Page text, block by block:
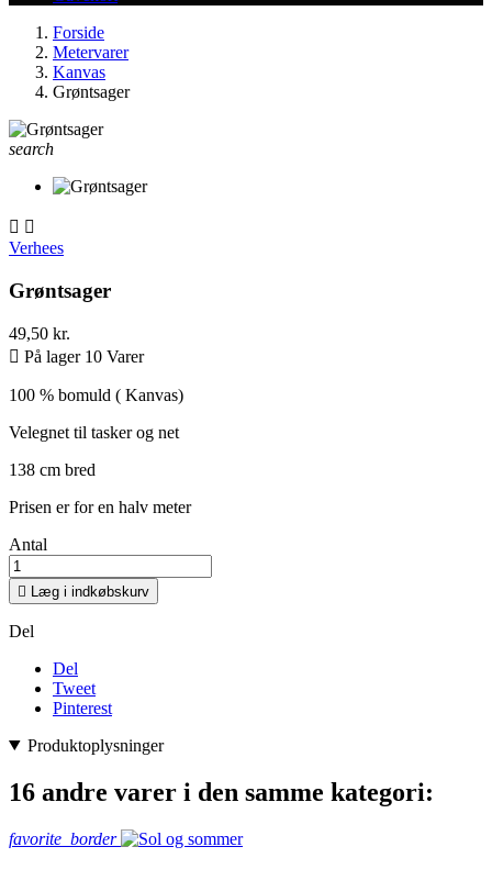
Forside
Metervarer
Kanvas
Grøntsager
search
 
Verhees
Grøntsager
49,50 kr.
 På lager 10 Varer
100 % bomuld ( Kanvas)
Velegnet til tasker og net
138 cm bred
Prisen er for en halv meter
Antal
 Læg i indkøbskurv
Del
Del
Tweet
Pinterest
Produktoplysninger
16 andre varer i den samme kategori:
favorite_border